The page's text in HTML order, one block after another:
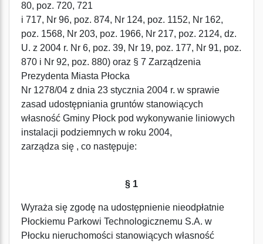
80, poz. 720, 721
i 717, Nr 96, poz. 874, Nr 124, poz. 1152, Nr 162,
poz. 1568, Nr 203, poz. 1966, Nr 217, poz. 2124, dz.
U. z 2004 r. Nr 6, poz. 39, Nr 19, poz. 177, Nr 91, poz.
870 i Nr 92, poz. 880) oraz § 7 Zarządzenia
Prezydenta Miasta Płocka
Nr 1278/04 z dnia 23 stycznia 2004 r. w sprawie
zasad udostępniania gruntów stanowiących
własność Gminy Płock pod wykonywanie liniowych
instalacji podziemnych w roku 2004,
zarządza się , co następuje:
§ 1
Wyraża się zgodę na udostępnienie nieodpłatnie
Płockiemu Parkowi Technologicznemu S.A. w
Płocku nieruchomości stanowiących własność